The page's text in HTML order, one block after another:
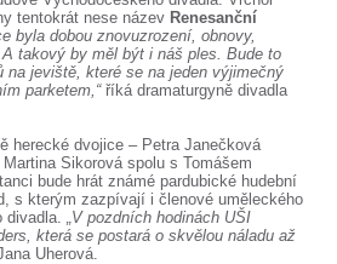
O DIVADLE
SOUBOR
DÁLE NABÍZÍME
tentokrát nese název Renesanční
byla dobou znovuzrození, obnovy,
takový by měl být i náš ples. Bude to
na jeviště, které se na jeden výjimečný
parketem,“říká dramaturgyně divadla
herecké dvojice – Petra Janečková
Sikorová spolu s Tomášem
bude hrát známé pardubické hudební
s kterým zazpívají i členové uměleckého
divadla.„V pozdních hodinách UŠI
která se postará o skvělou náladu až
Uherová.